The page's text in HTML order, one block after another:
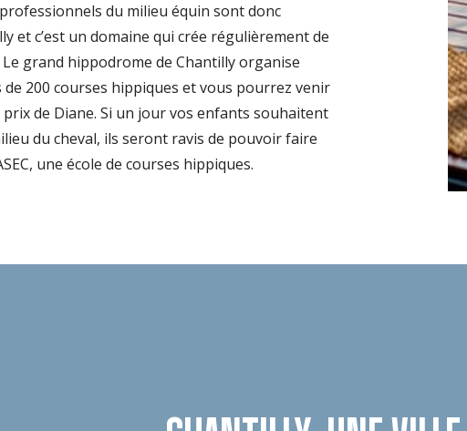
du milieu équin sont donc
et c’est un domaine qui crée régulièrement de
grand hippodrome de Chantilly organise
de 200 courses hippiques et vous pourrez venir
de Diane. Si un jour vos enfants souhaitent
du cheval, ils seront ravis de pouvoir faire
une école de courses hippiques.